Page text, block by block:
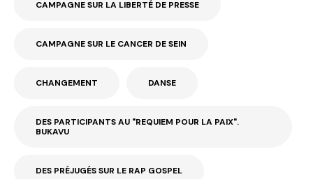
CAMPAGNE SUR LA LIBERTÉ DE PRESSE
CAMPAGNE SUR LE CANCER DE SEIN
CHANGEMENT DANSE
DES PARTICIPANTS AU "REQUIEM POUR LA PAIX".
BUKAVU
DES PRÉJUGÉS SUR LE RAP GOSPEL